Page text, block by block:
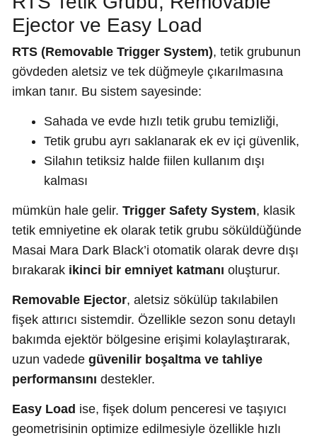
Ejector ve Easy Load
RTS (Removable Trigger System), tetik grubunun
gövdeden aletsiz ve tek düğmeyle çıkarılmasına
imkan tanır. Bu sistem sayesinde:
Sahada ve evde hızlı tetik grubu temizliği,
Tetik grubu ayrı saklanarak ek ev içi güvenlik,
Silahın tetiksiz halde fiilen kullanım dışı
kalması
mümkün hale gelir. Trigger Safety System, klasik
tetik emniyetine ek olarak tetik grubu söküldüğünde
Masai Mara Dark Black’i otomatik olarak devre dışı
bırakarak ikinci bir emniyet katmanı oluşturur.
Removable Ejector, aletsiz sökülüp takılabilen
fişek attırıcı sistemdir. Özellikle sezon sonu detaylı
bakımda ejektör bölgesine erişimi kolaylaştırarak,
uzun vadede güvenilir boşaltma ve tahliye
performansını destekler.
Easy Load ise, fişek dolum penceresi ve taşıyıcı
geometrisinin optimize edilmesiyle özellikle hızlı